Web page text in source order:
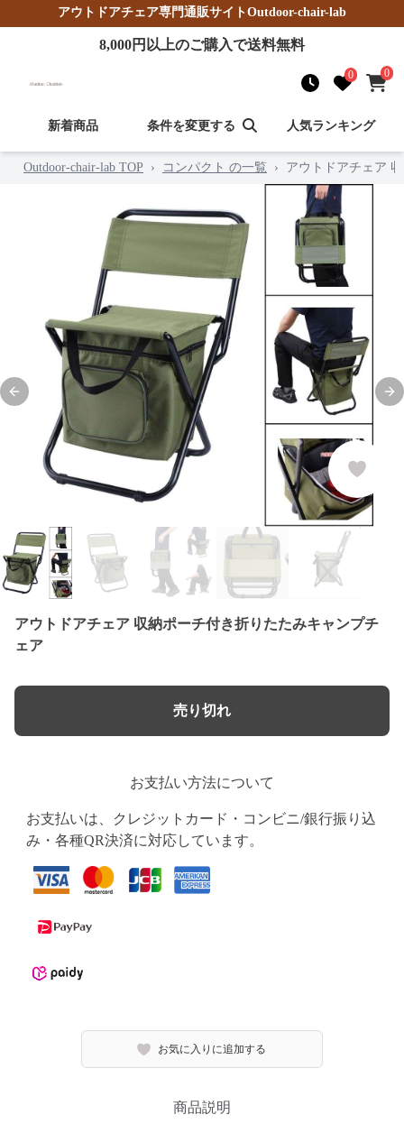
アウトドアチェア専門通販サイトOutdoor-chair-lab
8,000円以上のご購入で送料無料
0 0
新着商品 条件を変更する 人気ランキング
Outdoor-chair-lab TOP › コンパクト の一覧 › アウトドアチェア
Previous slide
アウトドアチェア 収納ポーチ付き折りたたみキャンプチ
ェア
売り切れ
お支払い方法について
お支払いは、クレジットカード・コンビニ/銀行振り込
み・各種QR決済に対応しています。
お気に入りに追加する
商品説明